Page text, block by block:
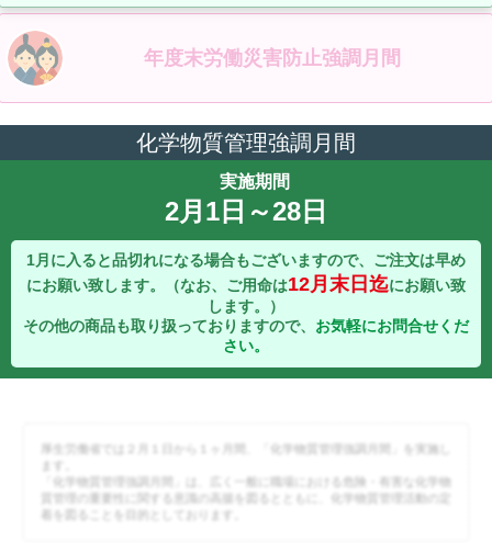
年度末労働災害防止強調月間
化学物質管理強調月間
実施期間
2月1日～28日
1月に入ると品切れになる場合もございますので、ご注文は早め
にお願い致します。（なお、ご用命は12月末日迄にお願い致
します。）
その他の商品も取り扱っておりますので、 お気軽にお問合せくだ
さい。
厚生労働省では２月１日から１ヶ月間、「化学物質管理強調月間」を実施し
ます。
「化学物質管理強調月間」は、広く一般に職場における危険・有害な化学物
質管理の重要性に関する意識の高揚を図るとともに、化学物質管理活動の定
着を図ることを目的としております。